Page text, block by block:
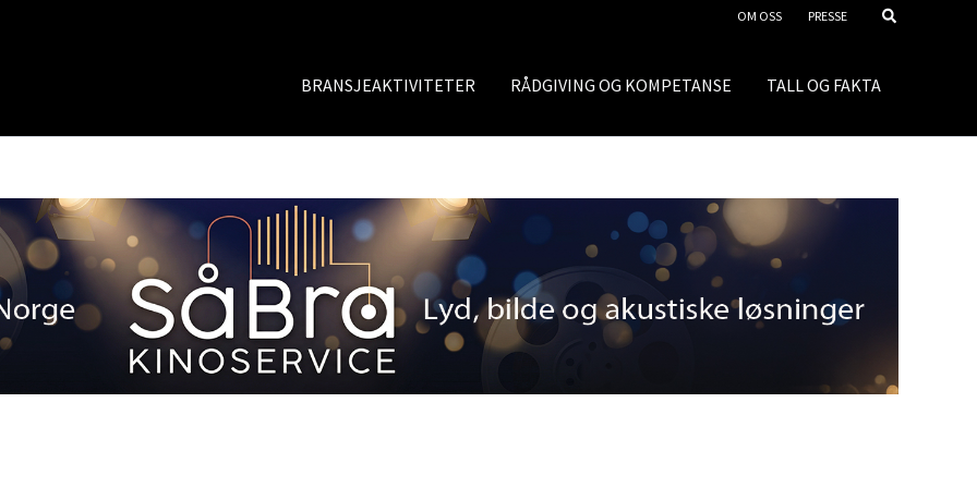
OM OSS PRESSE
BRANSJEAKTIVITETER RÅDGIVING OG KOMPETANSE TALL OG FAKTA